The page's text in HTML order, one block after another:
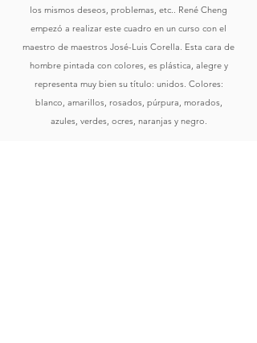
los mismos deseos, problemas, etc.. René Cheng
empezó a realizar este cuadro en un curso con el
maestro de maestros José-Luis Corella. Esta cara de
hombre pintada con colores, es plástica, alegre y
representa muy bien su título: unidos. Colores:
blanco, amarillos, rosados, púrpura, morados,
azules, verdes, ocres, naranjas y negro.